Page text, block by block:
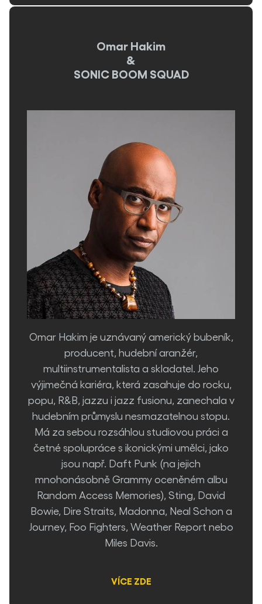
Omar Hakim
&
SONIC BOOM SQUAD
Omar Hakim je uznávaný americký bubeník,
producent, hudební aranžér,
multiinstrumentalista a skladatel. Jeho
výjimečná kariéra, která zasahuje do rocku,
popu, R&B, jazzu i jazz fusionu, zanechala v
hudebním průmyslu nesmazatelnou stopu.
Má za sebou rozsáhlou studiovou práci a
četné spolupráce s ikonickými umělci, jako
jsou např. Daft Punk (na jejich
mnohonásobně Grammy oceněném albu
Random Access Memories), Sting, David
Bowie, Dire Straits, Madonna, Neal Schon a
Journey, Foo Fighters, Weather Report nebo
Miles Davis.
VÍCE ZDE